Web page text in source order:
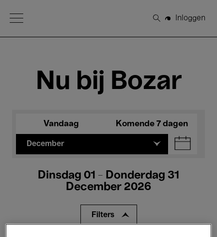
Open Menu
Zoeken
Inloggen
Nu bij Bozar
Vandaag Komende 7 dagen
December
Dinsdag 01 - Donderdag 31
December 2026
Filters